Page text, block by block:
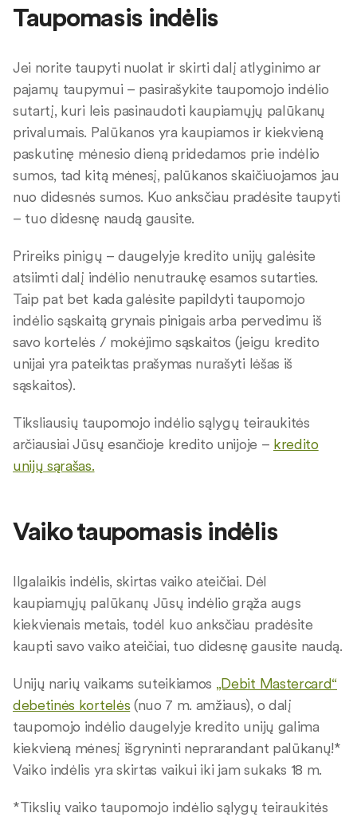
Taupomasis indėlis
Jei norite taupyti nuolat ir skirti dalį atlyginimo ar
pajamų taupymui – pasirašykite taupomojo indėlio
sutartį, kuri leis pasinaudoti kaupiamųjų palūkanų
privalumais. Palūkanos yra kaupiamos ir kiekvieną
paskutinę mėnesio dieną pridedamos prie indėlio
sumos, tad kitą mėnesį, palūkanos skaičiuojamos jau
nuo didesnės sumos. Kuo anksčiau pradėsite taupyti
– tuo didesnę naudą gausite.
Prireiks pinigų – daugelyje kredito unijų galėsite
atsiimti dalį indėlio nenutraukę esamos sutarties.
Taip pat bet kada galėsite papildyti taupomojo
indėlio sąskaitą grynais pinigais arba pervedimu iš
savo kortelės / mokėjimo sąskaitos (jeigu kredito
unijai yra pateiktas prašymas nurašyti lėšas iš
sąskaitos).
Tiksliausių taupomojo indėlio sąlygų teiraukitės
arčiausiai Jūsų esančioje kredito unijoje – kredito
unijų sąrašas.
Vaiko taupomasis indėlis
Ilgalaikis indėlis, skirtas vaiko ateičiai. Dėl
kaupiamųjų palūkanų Jūsų indėlio grąža augs
kiekvienais metais, todėl kuo anksčiau pradėsite
kaupti savo vaiko ateičiai, tuo didesnę gausite naudą.
Unijų narių vaikams suteikiamos „Debit Mastercard“
debetinės kortelės (nuo 7 m. amžiaus), o dalį
taupomojo indėlio daugelyje kredito unijų galima
kiekvieną mėnesį išgryninti neprarandant palūkanų!*
Vaiko indėlis yra skirtas vaikui iki jam sukaks 18 m.
*Tikslių vaiko taupomojo indėlio sąlygų teiraukitės